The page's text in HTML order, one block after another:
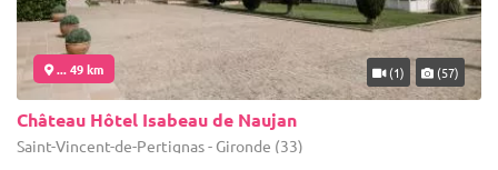
... 49 km (1) (57)
Château Hôtel Isabeau de Naujan
Saint-Vincent-de-Pertignas - Gironde (33)